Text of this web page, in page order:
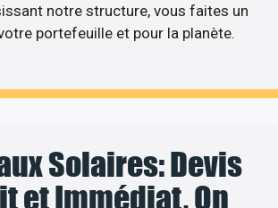
notre structure, vous faites un
portefeuille et pour la planète.
Solaires: Devis
et Immédiat, On